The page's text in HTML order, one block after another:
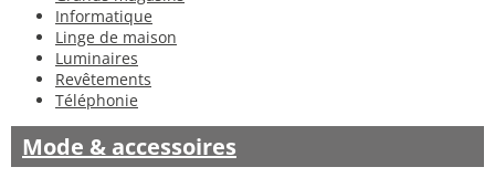
Informatique
Linge de maison
Luminaires
Revêtements
Téléphonie
Mode & accessoires